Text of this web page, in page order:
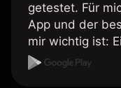
getestet. Für
App und der
mir wichtig ist:
Auszahlungen